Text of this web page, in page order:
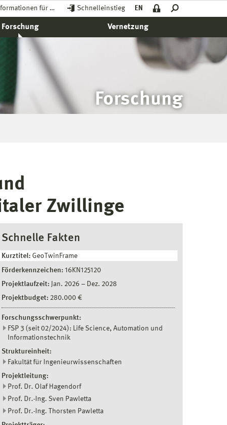
für … Schnelleinstieg EN
Forschung Vernetzung
Forschung
Zwillinge
Schnelle Fakten
Kurztitel: GeoTwinFrame
Förderkennzeichen: 16KN125120
Projektlaufzeit:
Jan. 2026 – Dez. 2028
Projektbudget: 280.000 €
Forschungsschwerpunkt:
FSP 3 (seit 02/2024): Life Science, Automation und
Informationstechnik
Struktureinheit:
Fakultät für Ingenieurwissenschaften
Projektleitung:
Prof. Dr. Olaf Hagendorf
Prof. Dr.-Ing. Sven Pawletta
Prof. Dr.-Ing. Thorsten Pawletta